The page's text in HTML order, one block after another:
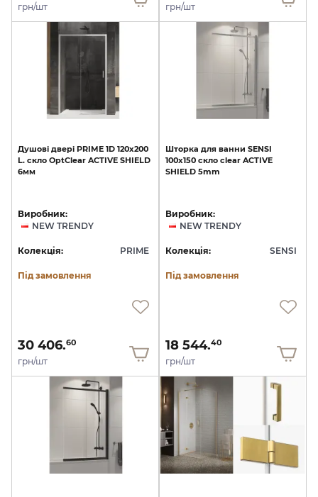
грн/шт грн/шт
Душові двері PRIME 1D 120x200
L. скло OptClear ACTIVE SHIELD
6мм
Виробник:
NEW TRENDY
Колекція: PRIME
Під замовлення
30 406.60
грн/шт
Шторка для ванни SENSI
100x150 скло clear ACTIVE
SHIELD 5mm
Виробник:
NEW TRENDY
Колекція: SENSI
Під замовлення
18 544.40
грн/шт